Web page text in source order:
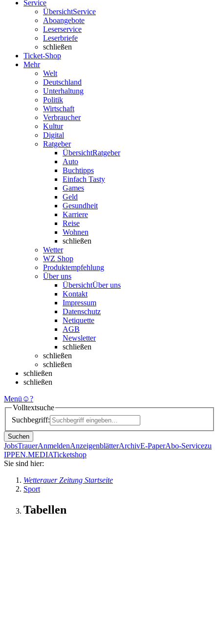
Service
ÜbersichtService
Aboangebote
Leserservice
Leserbriefe
schließen
Ticket-Shop
Mehr
Welt
Deutschland
Unterhaltung
Politik
Wirtschaft
Verbraucher
Kultur
Digital
Ratgeber
ÜbersichtRatgeber
Auto
Buchtipps
Einfach Tasty
Games
Geld
Gesundheit
Karriere
Reise
Wohnen
schließen
Wetter
WZ Shop
Produktempfehlung
Über uns
ÜbersichtÜber uns
Kontakt
Impressum
Datenschutz
Netiquette
AGB
Newsletter
schließen
schließen
schließen
schließen
schließen
Menü ☺?
Volltextsuche
Suchbegriff:
Suchen
JobsTrauerAnmeldenAnzeigenblätterArchivE-PaperAbo-Servicezu
IPPEN.MEDIATicketshop
Sie sind hier:
Wetterauer Zeitung Startseite
Sport
Tabellen